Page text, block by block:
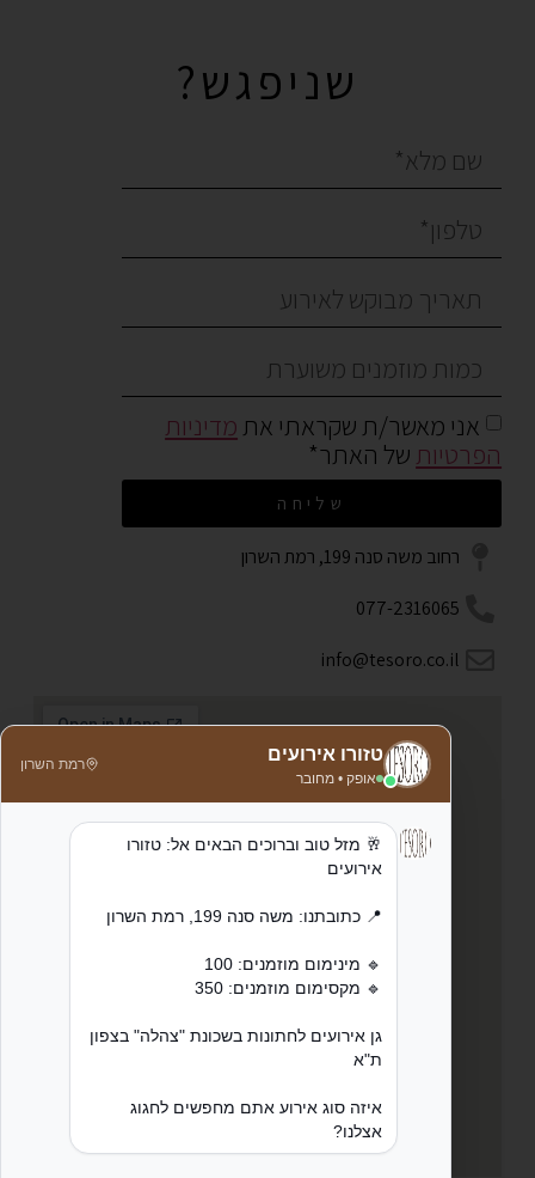
שניפגש?
אני מאשר/ת שקראתי את מדיניות
הפרטיות של האתר*
שליחה
רחוב משה סנה 199, רמת השרון
077-2316065
info@tesoro.co.il